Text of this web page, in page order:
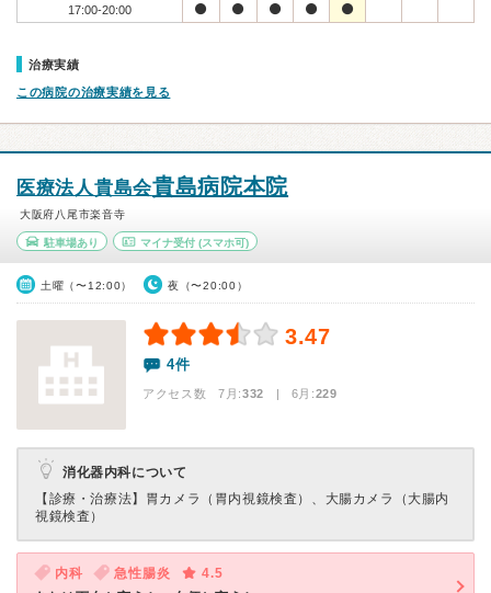
17:00-20:00
治療実績
この病院の治療実績を見る
医療法人貴島会貴島病院本院
大阪府八尾市楽音寺
駐車場あり マイナ受付(スマホ可)
土曜（〜12:00） 夜（〜20:00）
3.47
4件
アクセス数 7月:332 | 6月:229
消化器内科について
【診療・治療法】 胃カメラ（胃内視鏡検査）、大腸カメラ（大腸内
視鏡検査）
内科 急性腸炎
4.5